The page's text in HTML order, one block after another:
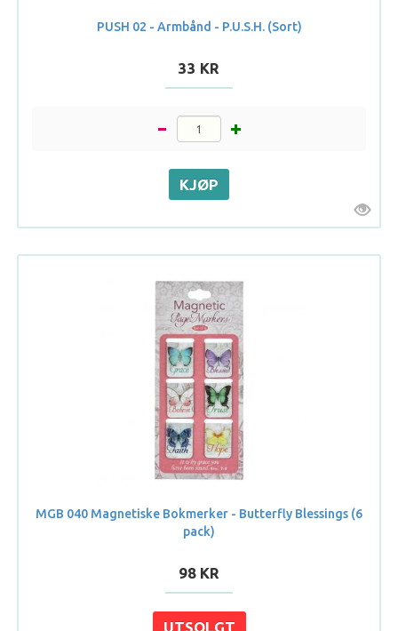
PUSH 02 - Armbånd - P.U.S.H. (Sort)
33 KR
MGB 040 Magnetiske Bokmerker - Butterfly Blessings (6
pack)
98 KR